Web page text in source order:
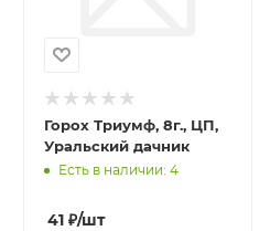
Горох Триумф, 8г., ЦП,
Уральский дачник
Есть в наличии: 4
41₽/шт